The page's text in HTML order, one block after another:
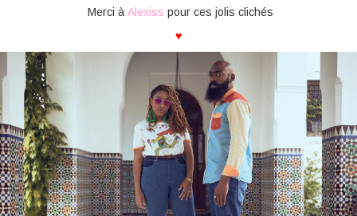
Merci à Alexiss pour ces jolis clichés
♥